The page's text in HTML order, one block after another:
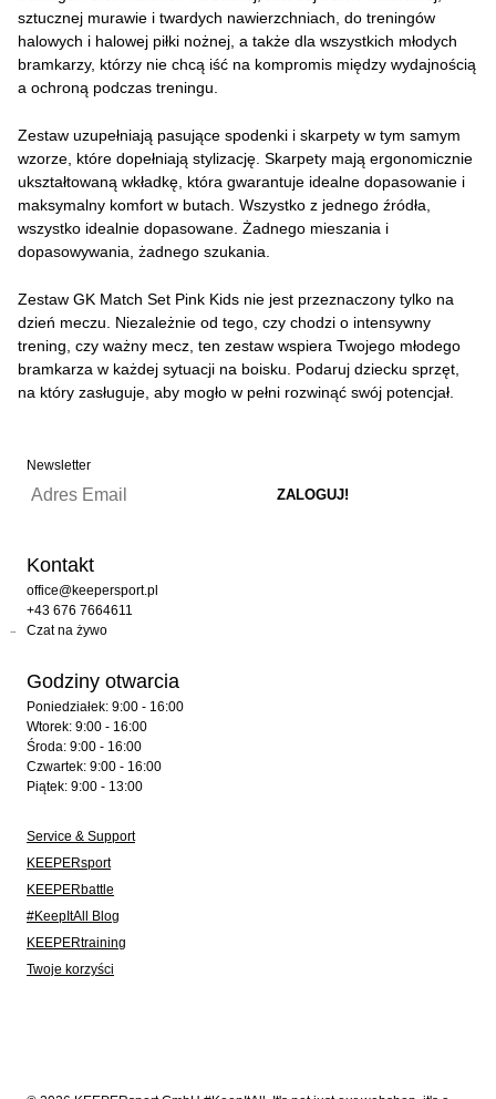
sztucznej murawie i twardych nawierzchniach, do treningów
halowych i halowej piłki nożnej, a także dla wszystkich młodych
bramkarzy, którzy nie chcą iść na kompromis między wydajnością
a ochroną podczas treningu.
Zestaw uzupełniają pasujące spodenki i skarpety w tym samym
wzorze, które dopełniają stylizację. Skarpety mają ergonomicznie
ukształtowaną wkładkę, która gwarantuje idealne dopasowanie i
maksymalny komfort w butach. Wszystko z jednego źródła,
wszystko idealnie dopasowane. Żadnego mieszania i
dopasowywania, żadnego szukania.
Zestaw GK Match Set Pink Kids nie jest przeznaczony tylko na
dzień meczu. Niezależnie od tego, czy chodzi o intensywny
trening, czy ważny mecz, ten zestaw wspiera Twojego młodego
bramkarza w każdej sytuacji na boisku. Podaruj dziecku sprzęt,
na który zasługuje, aby mogło w pełni rozwinąć swój potencjał.
Newsletter
Kontakt
office@keepersport.pl
+43 676 7664611
Czat na żywo
Godziny otwarcia
Poniedziałek: 9:00 - 16:00
Wtorek: 9:00 - 16:00
Środa: 9:00 - 16:00
Czwartek: 9:00 - 16:00
Piątek: 9:00 - 13:00
Service & Support
KEEPERsport
KEEPERbattle
#KeepItAll Blog
KEEPERtraining
Twoje korzyści